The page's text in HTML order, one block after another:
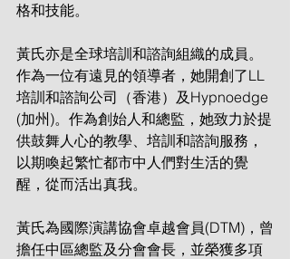
格和技能。
黃氏亦是全球培訓和諮詢組織的成員。
作為一位有遠見的領導者，她開創了LL
培訓和諮詢公司（香港）及Hypnoedge
(加州)。作為創始人和總監，她致力於提
供鼓舞人心的教學、培訓和諮詢服務，
以期喚起繁忙都市中人們對生活的覺
醒，從而活出真我。
黃氏為國際演講協會卓越會員(DTM)，曾
擔任中區總監及分會會長，並榮獲多項